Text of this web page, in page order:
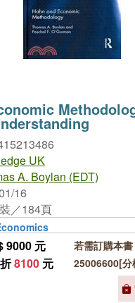
UK
A. Boylan (EDT)
16
／184頁
9000 元
折8100 元
若需訂購本
25006600[分